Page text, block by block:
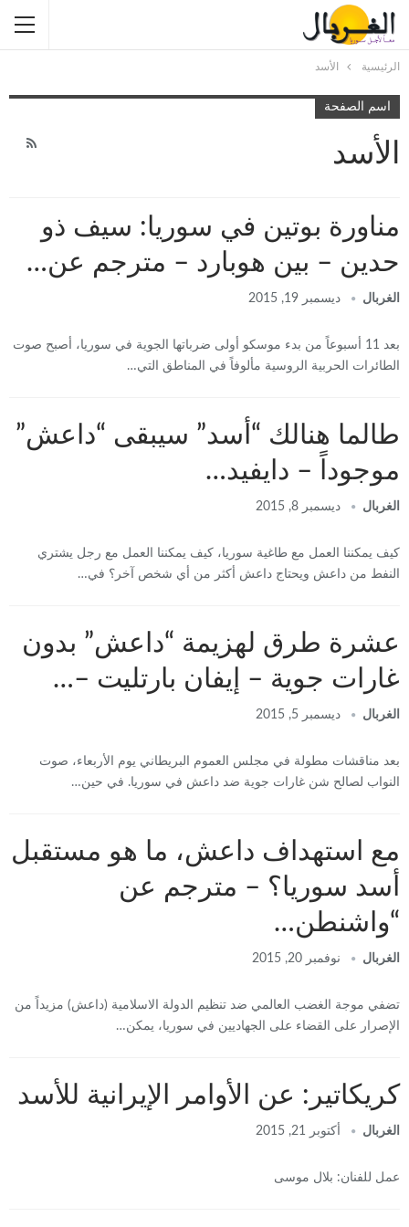
الرئيسية الأسد
اسم الصفحة
الأسد
مناورة بوتين في سوريا: سيف ذو
حدين – بين هوبارد – مترجم عن…
الغربال ديسمبر 19, 2015
بعد 11 أسبوعاً من بدء موسكو أولى ضرباتها الجوية في سوريا، أصبح صوت
الطائرات الحربية الروسية مألوفاً في المناطق التي…
طالما هنالك “أسد” سيبقى “داعش”
موجوداً – دايفيد…
الغربال ديسمبر 8, 2015
كيف يمكننا العمل مع طاغية سوريا، كيف يمكننا العمل مع رجل يشتري
النفط من داعش ويحتاج داعش أكثر من أي شخص آخر؟ في…
عشرة طرق لهزيمة “داعش” بدون
غارات جوية – إيفان بارتليت –…
الغربال ديسمبر 5, 2015
بعد مناقشات مطولة في مجلس العموم البريطاني يوم الأربعاء، صوت
النواب لصالح شن غارات جوية ضد داعش في سوريا. في حين…
مع استهداف داعش، ما هو مستقبل
أسد سوريا؟ – مترجم عن
“واشنطن…
الغربال نوفمبر 20, 2015
تضفي موجة الغضب العالمي ضد تنظيم الدولة الاسلامية (داعش) مزيداً من
الإصرار على القضاء على الجهاديين في سوريا، يمكن…
كريكاتير: عن الأوامر الإيرانية للأسد
الغربال أكتوبر 21, 2015
عمل للفنان: بلال موسى